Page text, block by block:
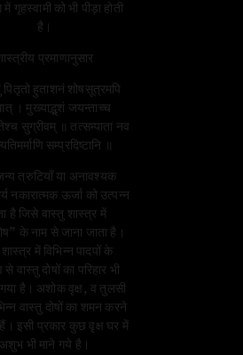
गृहस्वामी को भी पीड़ा होती
है।
प्रमाणानुसार
पितृतो हुताशनं शोषसूत्रमपि
। मुख्याद्भृशं जयन्ताच्च
सुग्रीवम् ॥
तत्सम्पाता नव
सम्प्रदिष्टानि ॥
त्रुटियाँ या अनावश्यक
नकारात्मक ऊर्जा को उत्पन्न
है जिसे वास्तु शास्त्र में
के नाम से जाना जाता है।
में विभिन्न पादपों के
वास्तु दोषों का परिहार भी
है। अशोक वृक्ष, व तुलसी
वास्तु दोषों का शमन करने
इसी प्रकार कुछ वृक्ष घर में
अशुभ भी माने गये है।